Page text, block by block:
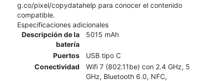
g.co/pixel/copydatahelp para conocer el contenido
compatible.
Especificaciones adicionales
Descripción de la
batería
5015 mAh
Puertos
USB tipo C
Conectividad
Wifi 7 (802.11be) con 2.4 GHz, 5
GHz, Bluetooth 6.0, NFC,